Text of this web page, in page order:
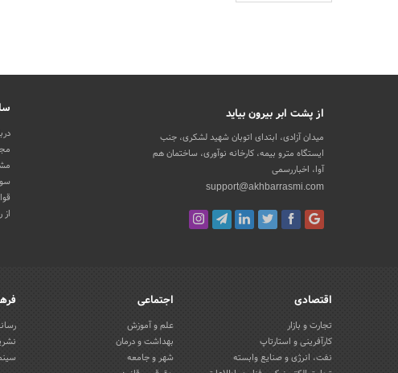
از پشت ابر بیرون بیاید
میدان آزادی، ابتدای اتوبان شهید لشکری، جنب
ایستگاه مترو بیمه، کارخانه نوآوری، ساختمان هم
آوا، اخباررسمی
support@akhbarrasmi.com
اقتصادی
تجارت و بازار
کارآفرینی و استارتاپ
نفت، انرژی و صنایع وابسته
اجتماعی
علم و آموزش
بهداشت و درمان
شهر و جامعه